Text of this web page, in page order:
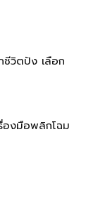
ชีวิตปัง เลือก
องมือพลิกโฉม